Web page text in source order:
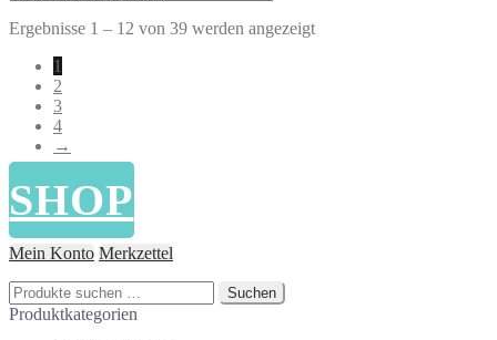
Ergebnisse 1 – 12 von 39 werden angezeigtNach
1
2
3
4
→
SHOP
Mein Konto Merkzettel
Suchen
nach:
Suchen
Produktkategorien